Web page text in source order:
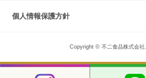
個​人​情​報​保​護​方​針​​​
Copyright © 不二食品株式会